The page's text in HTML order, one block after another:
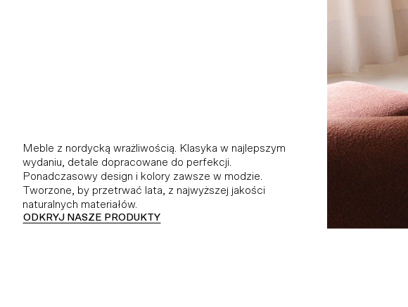
Meble z nordycką wrażliwością. Klasyka w najlepszym
wydaniu, detale dopracowane do perfekcji.
Ponadczasowy design i kolory zawsze w modzie.
Tworzone, by przetrwać lata, z najwyższej jakości
naturalnych materiałów.
ODKRYJ NASZE PRODUKTY